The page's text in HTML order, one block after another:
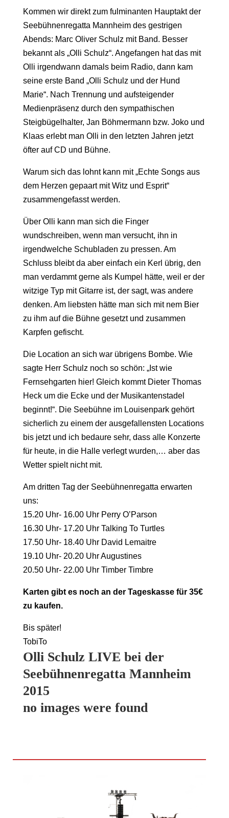
Kommen wir direkt zum fulminanten Hauptakt der
Seebühnenregatta Mannheim des gestrigen
Abends: Marc Oliver Schulz mit Band. Besser
bekannt als „Olli Schulz“. Angefangen hat das mit
Olli irgendwann damals beim Radio, dann kam
seine erste Band „Olli Schulz und der Hund
Marie“. Nach Trennung und aufsteigender
Medienpräsenz durch den sympathischen
Steigbügelhalter, Jan Böhmermann bzw. Joko und
Klaas erlebt man Olli in den letzten Jahren jetzt
öfter auf CD und Bühne.
Warum sich das lohnt kann mit „Echte Songs aus
dem Herzen gepaart mit Witz und Esprit“
zusammengefasst werden.
Über Olli kann man sich die Finger
wundschreiben, wenn man versucht, ihn in
irgendwelche Schubladen zu pressen. Am
Schluss bleibt da aber einfach ein Kerl übrig, den
man verdammt gerne als Kumpel hätte, weil er der
witzige Typ mit Gitarre ist, der sagt, was andere
denken. Am liebsten hätte man sich mit nem Bier
zu ihm auf die Bühne gesetzt und zusammen
Karpfen gefischt.
Die Location an sich war übrigens Bombe. Wie
sagte Herr Schulz noch so schön: „Ist wie
Fernsehgarten hier! Gleich kommt Dieter Thomas
Heck um die Ecke und der Musikantenstadel
beginnt!“. Die Seebühne im Louisenpark gehört
sicherlich zu einem der ausgefallensten Locations
bis jetzt und ich bedaure sehr, dass alle Konzerte
für heute, in die Halle verlegt wurden,… aber das
Wetter spielt nicht mit.
Am dritten Tag der Seebühnenregatta erwarten
uns:
15.20 Uhr- 16.00 Uhr Perry O’Parson
16.30 Uhr- 17.20 Uhr Talking To Turtles
17.50 Uhr- 18.40 Uhr David Lemaitre
19.10 Uhr- 20.20 Uhr Augustines
20.50 Uhr- 22.00 Uhr Timber Timbre
Karten gibt es noch an der Tageskasse für 35€
zu kaufen.
Bis später!
TobiTo
Olli Schulz LIVE bei der
Seebühnenregatta Mannheim
2015
no images were found